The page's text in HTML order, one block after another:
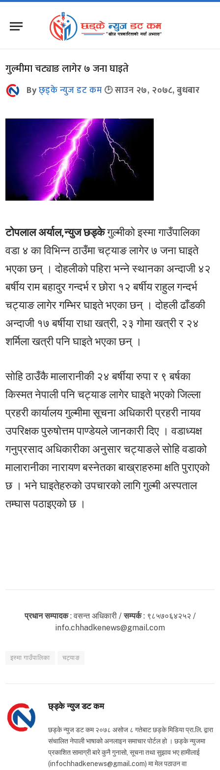
गुल्मीमा चट्याङ लागेर ७ जना घाइते
Byछ्ड्के न्युज डट कम साउन २७, २०७८, बुधबार
टोपलाल अर्याल,न्युज छड्केगुल्मीको इस्मा गाउँपालिका
वडा ४ का विभिन्न ठाउँमा चट्याङ लागेर ७ जना घाइते
भएका छन् । दोहलीको पहिरा भन्ने स्थानका अन्दाजी ४२
बर्षीय राम बहादुर गन्दर्भ र छोरा १२ बर्षीय राहुल गन्दर्भ
चट्याङ लागेर गम्भिर घाइते भएका छन् । दोहली ढाँडकी
अन्दाजी १७ बर्षीया राधा खत्री, २३ गोमा खत्री र २४
शर्मिला खत्री पनि घाइते भएका छन् ।
सोहि ठाउँकै मालारानीकी २४ बर्षीया रुपा र ९ बर्षका
किस्मत नेपाली पनि चट्याङ लागेर घाइते भएको जिल्ला
प्रहरी कार्यालय गुल्मीमा सूचना अधिकारी प्रहरी नायव
उपरिक्षक पुरुषोत्तम पाण्डेयले जानकारी दिए । वडाध्यक्ष
गनुप्रसाद अधिकारीका अनुसार चट्याङले सोहि वडाको
मालारानीका नारायण बस्नेतका बाख्राहरुमा क्षति पुराएको
छ । भने घाइतेहरुको उपचारको लागि गुल्मी अस्पताल
तम्घास पठाइएको छ ।
प्रधान सम्पादक: वसन्त अधिकारी /सम्पर्क: ९८५७०६४२५२ /
info.chhadkenews@gmail.com
इस्मा गाउँपालिका चट्याङ
छ्ड्के न्युज डट कम
छड्के न्युज डट कम २०७८ असोज ८ गतेबाट छड्के मिडिया प्रा.लि. द्वारा
संचालित नेपाली भाषाको अनलाइन समाचार पोर्टल हो । छड्के न्युजमा
प्रकाशित सामाग्री बारे कुनै गुनासो, सूचना तथा सुझाव भए हामीलाई
(infochhadkenews@gmail.com) मा मेल पठाउन वा